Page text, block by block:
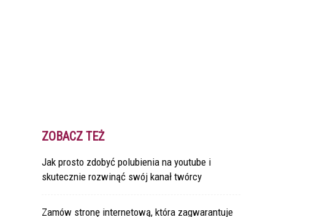
ZOBACZ TEŻ
Jak prosto zdobyć polubienia na youtube i
skutecznie rozwinąć swój kanał twórcy
Zamów stronę internetową, która zagwarantuje